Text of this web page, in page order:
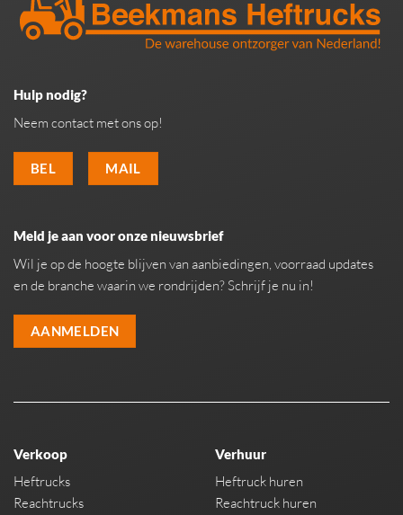
Hulp nodig?
Neem contact met ons op!
BEL MAIL
Meld je aan voor onze nieuwsbrief
Wil je op de hoogte blijven van aanbiedingen, voorraad updates
en de branche waarin we rondrijden? Schrijf je nu in!
AANMELDEN
Verkoop
Heftrucks
Reachtrucks
Verhuur
Heftruck huren
Reachtruck huren